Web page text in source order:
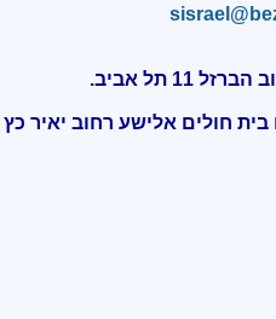
11 תל אביב.